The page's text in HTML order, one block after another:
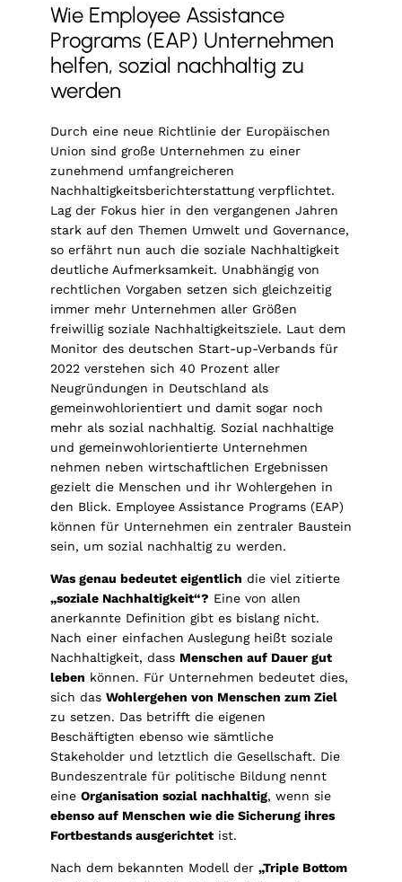
Wie Employee Assistance
Programs (EAP) Unternehmen
helfen, sozial nachhaltig zu
werden
Durch eine neue Richtlinie der Europäischen
Union sind große Unternehmen zu einer
zunehmend umfangreicheren
Nachhaltigkeitsberichterstattung verpflichtet.
Lag der Fokus hier in den vergangenen Jahren
stark auf den Themen Umwelt und Governance,
so erfährt nun auch die soziale Nachhaltigkeit
deutliche Aufmerksamkeit. Unabhängig von
rechtlichen Vorgaben setzen sich gleichzeitig
immer mehr Unternehmen aller Größen
freiwillig soziale Nachhaltigkeitsziele. Laut dem
Monitor des deutschen Start-up-Verbands für
2022 verstehen sich 40 Prozent aller
Neugründungen in Deutschland als
gemeinwohlorientiert und damit sogar noch
mehr als sozial nachhaltig. Sozial nachhaltige
und gemeinwohlorientierte Unternehmen
nehmen neben wirtschaftlichen Ergebnissen
gezielt die Menschen und ihr Wohlergehen in
den Blick. Employee Assistance Programs (EAP)
können für Unternehmen ein zentraler Baustein
sein, um sozial nachhaltig zu werden.
Was genau bedeutet eigentlich die viel zitierte
„soziale Nachhaltigkeit“? Eine von allen
anerkannte Definition gibt es bislang nicht.
Nach einer einfachen Auslegung heißt soziale
Nachhaltigkeit, dass Menschen auf Dauer gut
leben können. Für Unternehmen bedeutet dies,
sich das Wohlergehen von Menschen zum Ziel
zu setzen. Das betrifft die eigenen
Beschäftigten ebenso wie sämtliche
Stakeholder und letztlich die Gesellschaft. Die
Bundeszentrale für politische Bildung nennt
eine Organisation sozial nachhaltig, wenn sie
ebenso auf Menschen wie die Sicherung ihres
Fortbestands ausgerichtet ist.
Nach dem bekannten Modell der „Triple Bottom